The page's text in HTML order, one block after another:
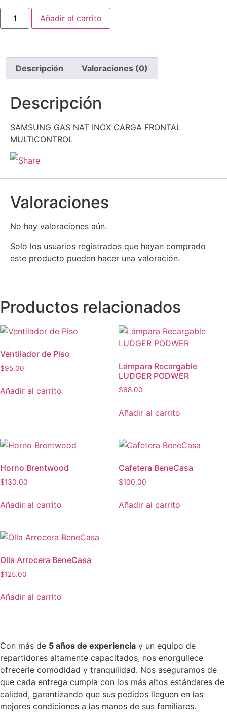
Añadir al carrito
Descripción Valoraciones (0)
Descripción
SAMSUNG GAS NAT INOX CARGA FRONTAL
MULTICONTROL
Valoraciones
No hay valoraciones aún.
Solo los usuarios registrados que hayan comprado
este producto pueden hacer una valoración.
Productos relacionados
Ventilador de Piso
$95.00
Añadir al carrito
Lámpara Recargable
LUDGER PODWER
$68.00
Añadir al carrito
Horno Brentwood
$130.00
Añadir al carrito
Cafetera BeneCasa
$100.00
Añadir al carrito
Olla Arrocera BeneCasa
$125.00
Añadir al carrito
Con más de 5 años de experiencia y un equipo de
repartidores altamente capacitados, nos enorgullece
ofrecerle comodidad y tranquilidad. Nos aseguramos de
que cada entrega cumpla con los más altos estándares de
calidad, garantizando que sus pedidos lleguen en las
mejores condiciones a las manos de sus familiares.